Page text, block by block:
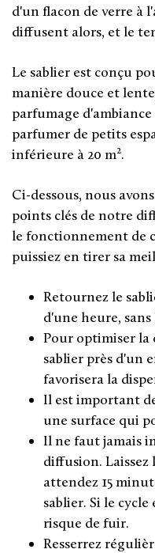
d'un flacon de verre à
diffusent alors, et le
Le sablier est conçu
manière douce et
parfumage
parfumer de petits
inférieure à 20 m2.
Ci-dessous, nous
points clés de notre
le fonctionnement de
puissiez en tirer sa
Retournez le
d'une heure,
Pour optimiser la
sablier près d'un
favorisera la
Il est important
une surface qui
Il ne faut jamais
diffusion. Laissez
attendez 15
sablier. Si le
risque de fuir.
Resserrez